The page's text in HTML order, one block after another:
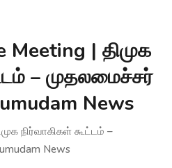
Meeting | திமுக
– முதலமைச்சர்
News
நிர்வாகிகள் கூட்டம் –
News